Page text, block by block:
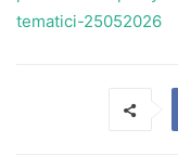
tematici-25052026